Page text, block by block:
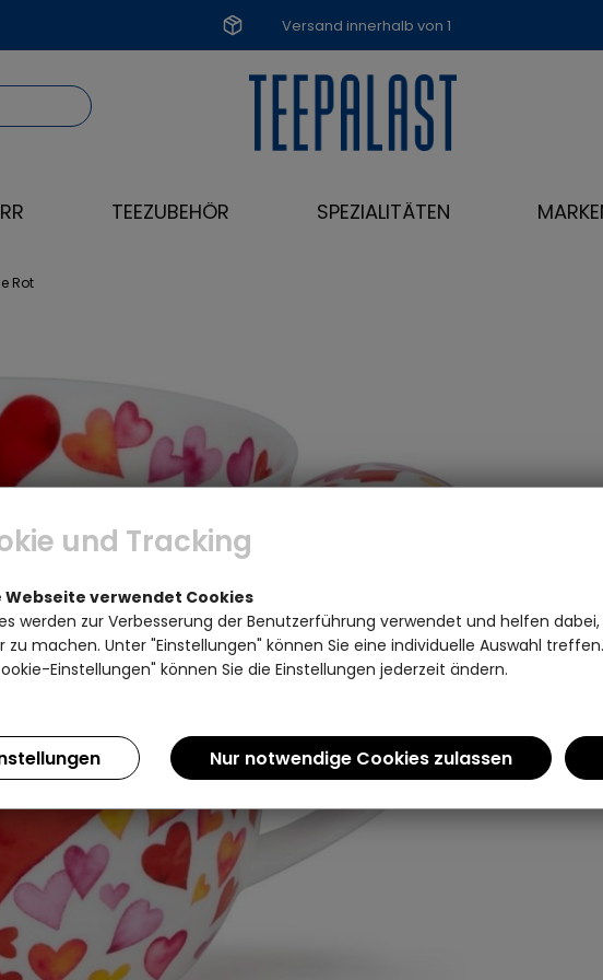
Versand innerhalb von 1
Werktag
TEEZUBEHÖR SPEZIALITÄTEN
Rot
und Tracking
Webseite verwendet Cookies
werden zur Verbesserung der Benutzerführung verwendet und helfen
zu machen. Unter "Einstellungen" können Sie eine individuelle Auswahl
Einstellungen" können Sie die Einstellungen jederzeit ändern.